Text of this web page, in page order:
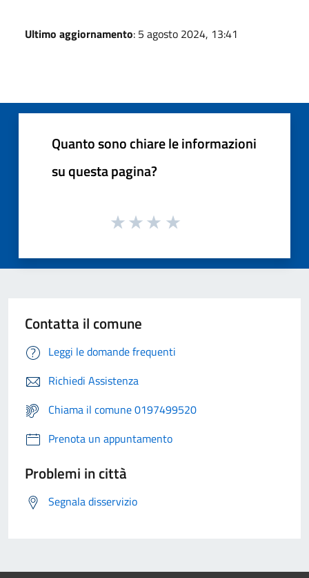
Ultimo aggiornamento: 5 agosto 2024, 13:41
Quanto sono chiare le informazioni
su questa pagina?
Contatta il comune
Leggi le domande frequenti
Richiedi Assistenza
Chiama il comune 0197499520
Prenota un appuntamento
Problemi in città
Segnala disservizio